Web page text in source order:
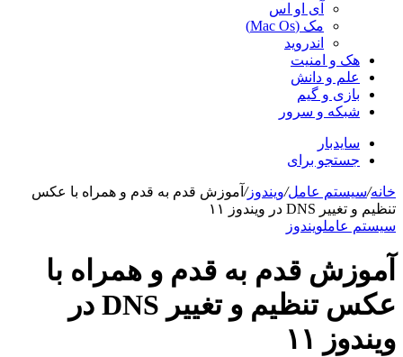
آی او اس
مک (Mac Os)
اندروید
هک و امنیت
علم و دانش
بازی و گیم
شبکه و سرور
سایدبار
جستجو برای
خانه/سیستم عامل/ویندوز/ آموزش قدم به قدم و همراه با عکس
تنظیم و تغییر DNS در ویندوز ۱۱
سیستم عاملویندوز
آموزش قدم به قدم و همراه با
عکس تنظیم و تغییر DNS در
ویندوز ۱۱